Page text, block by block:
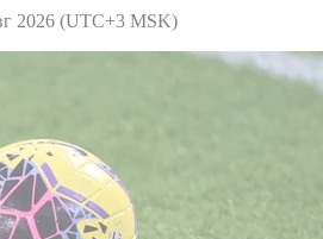
2026 (UTC+3 MSK)